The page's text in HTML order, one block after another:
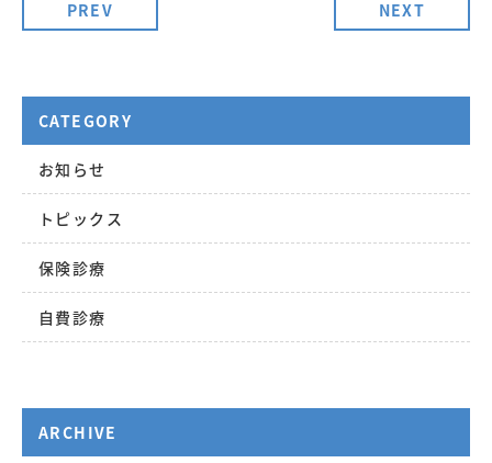
PREV NEXT
CATEGORY
お知らせ
トピックス
保険診療
自費診療
ARCHIVE